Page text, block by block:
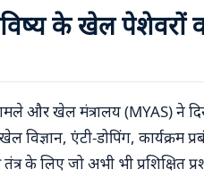
के खेल पेशेवरों
और खेल मंत्रालय (MYAS) ने
एंटी-डोपिंग, कार्यक्रम
के लिए जो अभी भी प्रशिक्षित